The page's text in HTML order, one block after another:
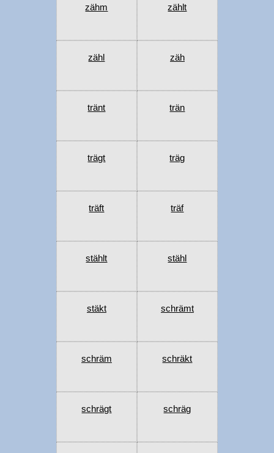
zähm zählt
zähl zäh
tränt trän
trägt träg
träft träf
stählt stähl
stäkt schrämt
schräm schräkt
schrägt schräg